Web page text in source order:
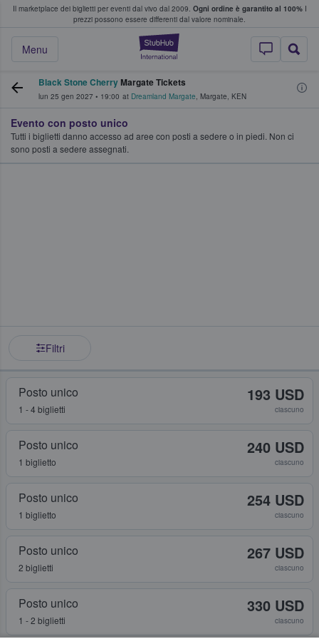
Il marketplace dei biglietti per eventi dal vivo dal 2009. Ogni ordine è garantito al 100%I
prezzi possono essere differenti dal valore nominale.
StubHub - Dove
Menu
fan comprano e vendono biglietti
Black Stone CherryMargate Tickets
lun 25 gen 2027 • 19:00 at Dreamland Margate, Margate, KEN
Evento con posto unico
Tutti i biglietti danno accesso ad aree con posti a sedere o in piedi. Non ci
sono posti a sedere assegnati.
Filtri
Posto unico
1 - 4 biglietti
193 USD
ciascuno
Posto unico
1 biglietto
240 USD
ciascuno
Posto unico
1 biglietto
254 USD
ciascuno
Posto unico
2 biglietti
267 USD
ciascuno
Posto unico
1 - 2 biglietti
330 USD
ciascuno